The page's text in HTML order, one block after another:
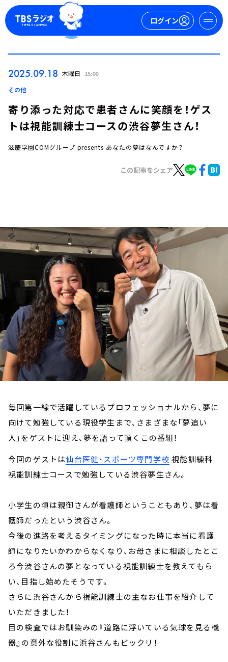
ログイン
お知らせ
イベント・グッズ
YouTube
会社情報
2025.09.18 木曜日 15:00
その他
寄り添った対応で患者さんに笑顔を！ゲス
トは視能訓練士コースの渋谷夢生さん！
滋慶学園COMグループ presents あなたの夢はなんですか？
この記事をシェア
毎回第一線で活躍しているプロフェッショナルから、夢に
向けて勉強している現役学生まで、さまざまな「夢追い
人」をゲストに迎え、夢を語って頂くこの番組！
今回のゲストは仙台医健・スポーツ専門学校 視能訓練科
視能訓練士コースで勉強している渋谷夢生さん。
小学生の頃は親御さんが看護師ということもあり、夢は看
護師だったという渋谷さん。
今後の進路を考えるタイミングになった時に本当に看護
師になりたいかわからなくなり、お母さまに相談したとこ
ろ今渋谷さんの夢となっている視能訓練士を教えてもら
い、目指し始めたそうです。
さらに渋谷さんから視能訓練士の主なお仕事を紹介して
いただきました！
目の検査ではお馴染みの『道路に浮いている気球を見る機
器』の意外な役割に浜谷さんもビックリ！